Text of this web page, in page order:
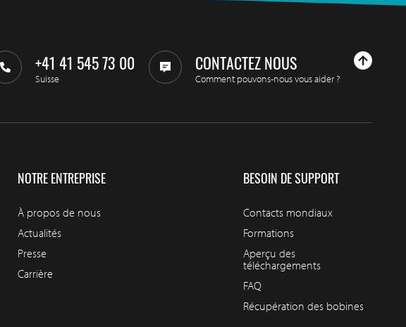
+41 41 545 73 00
Suisse
CONTACTEZ NOUS
Comment pouvons-nous vous aider ?
NOTRE ENTREPRISE
À propos de nous
Actualités
Presse
Carrière
BESOIN DE SUPPORT
Contacts mondiaux
Formations
Aperçu des
téléchargements
FAQ
Récupération des bobines